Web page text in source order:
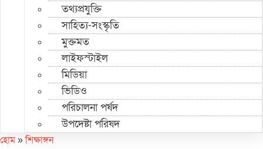
তথ্যপ্রযুক্তি
সাহিত্য-সংস্কৃতি
মুক্তমত
লাইফস্টাইল
মিডিয়া
ভিডিও
পরিচালনা পর্ষদ
উপদেষ্টা পরিষদ
হোম»শিক্ষাঙ্গন